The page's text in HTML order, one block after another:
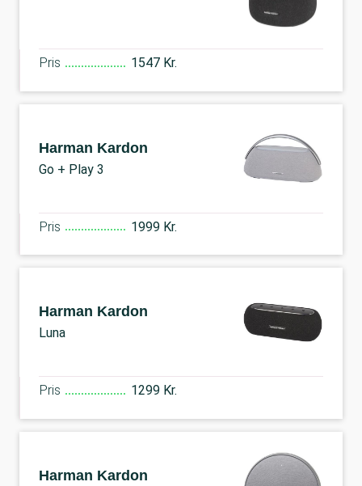
Pris 1547 Kr.
Harman Kardon
Go + Play 3
Pris 1999 Kr.
Harman Kardon
Luna
Pris 1299 Kr.
Harman Kardon